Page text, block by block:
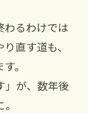
わるわけでは
直す道も、
。
」が、数年後